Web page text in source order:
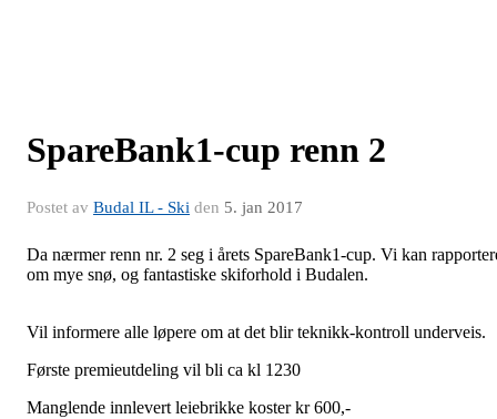
SpareBank1-cup renn 2
Postet av Budal IL - Ski den 5. jan 2017
Da nærmer renn nr. 2 seg i årets SpareBank1-cup. Vi kan
om mye snø, og fantastiske skiforhold i Budalen.
Vil informere alle løpere om at det blir teknikk-kontroll underveis.
Første premieutdeling vil bli ca kl 1230
Manglende innlevert leiebrikke koster kr 600,-